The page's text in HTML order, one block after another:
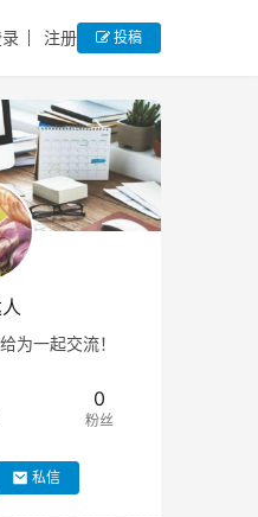
注册 投稿
为一起交流！
0
粉丝
私信